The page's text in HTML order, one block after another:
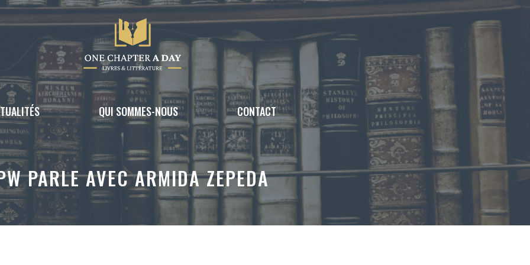
QUI SOMMES-NOUS CONTACT
PARLE AVEC ARMIDA ZEPEDA